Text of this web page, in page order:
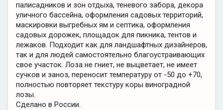
палисадников и зон отдыха, теневого забора, декора
уличного бассейна, оформления садовых территорий,
маскировки выгребных ям и септика, оформления
садовых дорожек, площадок для пикника, тентов и
лежаков. Подходит как для ландшафтных дизайнеров,
так и для людей самостоятельно благоустраивающих
свое участок. Лоза не гниет, не выцветает, не имеет
сучков и заноз, переносит температуру от -50 до +70,
полностью повторяет текстуру коры виноградной
лозы.
Сделано в России.